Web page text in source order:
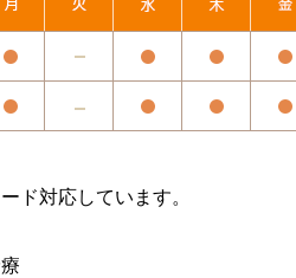
ド対応しています。